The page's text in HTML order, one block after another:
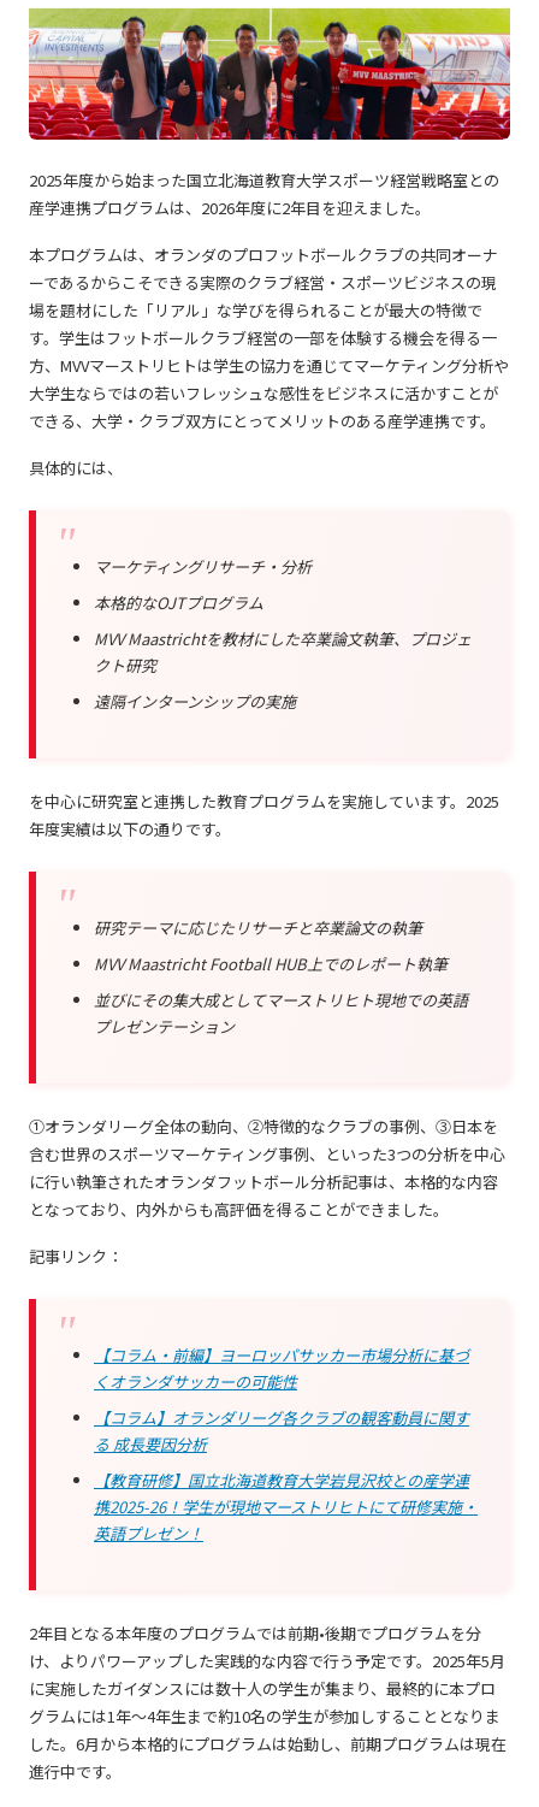
2025年度から始まった国立北海道教育大学スポーツ経営戦略室との
産学連携プログラムは、2026年度に2年目を迎えました。
本プログラムは、オランダのプロフットボールクラブの共同オーナ
ーであるからこそできる実際のクラブ経営・スポーツビジネスの現
場を題材にした「リアル」な学びを得られることが最大の特徴で
す。学生はフットボールクラブ経営の一部を体験する機会を得る一
方、MVVマーストリヒトは学生の協力を通じてマーケティング分析や
大学生ならではの若いフレッシュな感性をビジネスに活かすことが
できる、大学・クラブ双方にとってメリットのある産学連携です。
具体的には、
マーケティングリサーチ・分析
本格的なOJTプログラム
MVV Maastrichtを教材にした卒業論文執筆、プロジェ
クト研究
遠隔インターンシップの実施
を中心に研究室と連携した教育プログラムを実施しています。2025
年度実績は以下の通りです。
研究テーマに応じたリサーチと卒業論文の執筆
MVV Maastricht Football HUB上でのレポート執筆
並びにその集大成としてマーストリヒト現地での英語
プレゼンテーション
①オランダリーグ全体の動向、②特徴的なクラブの事例、③日本を
含む世界のスポーツマーケティング事例、といった3つの分析を中心
に行い執筆されたオランダフットボール分析記事は、本格的な内容
となっており、内外からも高評価を得ることができました。
記事リンク：
【コラム・前編】ヨーロッパサッカー市場分析に基づ
くオランダサッカーの可能性
【コラム】オランダリーグ各クラブの観客動員に関す
る 成長要因分析
【教育研修】国立北海道教育大学岩見沢校との産学連
携2025-26！学生が現地マーストリヒトにて研修実施・
英語プレゼン！
2年目となる本年度のプログラムでは前期•後期でプログラムを分
け、よりパワーアップした実践的な内容で行う予定です。2025年5月
に実施したガイダンスには数十人の学生が集まり、最終的に本プロ
グラムには1年〜4年生まで約10名の学生が参加しすることとなりま
した。6月から本格的にプログラムは始動し、前期プログラムは現在
進行中です。